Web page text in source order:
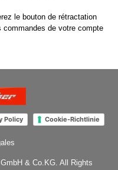
le bouton de rétractation
commandes de votre compte
Policy Cookie-Richtlinie
& Co.KG. All Rights